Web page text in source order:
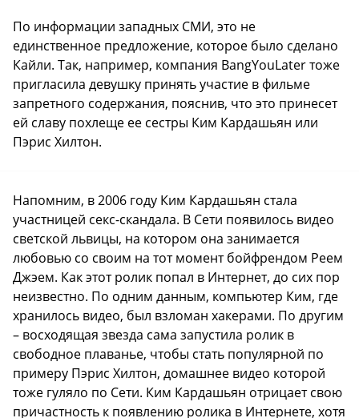
По информации западных СМИ, это не
единственное предложение, которое было сделано
Кайли. Так, например, компания BangYouLater тоже
пригласила девушку принять участие в фильме
запретного содержания, пояснив, что это принесет
ей славу похлеще ее сестры Ким Кардашьян или
Пэрис Хилтон.
Напомним, в 2006 году Ким Кардашьян стала
участницей секс-скандала. В Сети появилось видео
светской львицы, на котором она занимается
любовью со своим на тот момент бойфрендом Реем
Джэем. Как этот ролик попал в Интернет, до сих пор
неизвестно. По одним данным, компьютер Ким, где
хранилось видео, был взломан хакерами. По другим
– восходящая звезда сама запустила ролик в
свободное плаванье, чтобы стать популярной по
примеру Пэрис Хилтон, домашнее видео которой
тоже гуляло по Сети. Ким Кардашьян отрицает свою
причастность к появлению ролика в Интернете, хотя